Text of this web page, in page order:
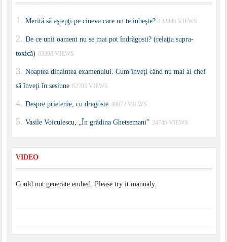
Merită să aştepţi pe cineva care nu te iubeşte? 132845 VIEWS
De ce unii oameni nu se mai pot îndrăgosti? (relaţia supra-
toxică) 83398 VIEWS
Noaptea dinaintea examenului. Cum înveţi când nu mai ai chef
să înveţi în sesiune 82785 VIEWS
Despre prietenie, cu dragoste 40072 VIEWS
Vasile Voiculescu, „În grădina Ghetsemani” 24746 VIEWS
VIDEO
Could not generate embed. Please try it manualy.